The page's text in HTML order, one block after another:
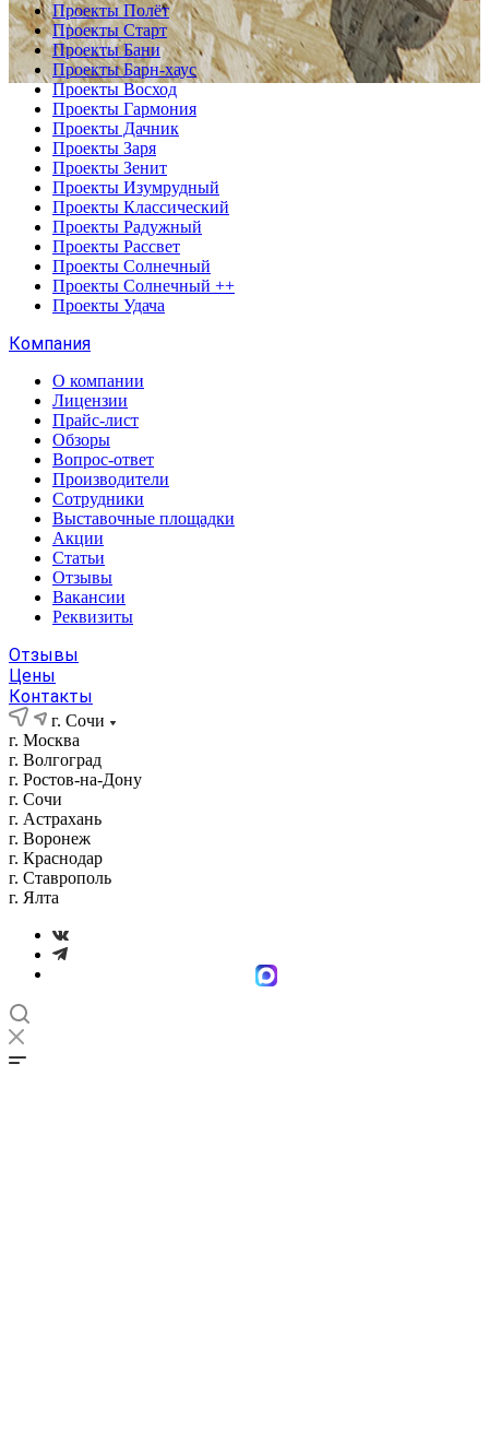
Проекты Полёт
Проекты Старт
Проекты Бани
Проекты Барн-хаус
Проекты Восход
Проекты Гармония
Проекты Дачник
Проекты Заря
Проекты Зенит
Проекты Изумрудный
Проекты Классический
Проекты Радужный
Проекты Рассвет
Проекты Солнечный
Проекты Солнечный ++
Проекты Удача
Компания
О компании
Лицензии
Прайс-лист
Обзоры
Вопрос-ответ
Производители
Сотрудники
Выставочные площадки
Акции
Статьи
Отзывы
Вакансии
Реквизиты
Отзывы
Цены
Контакты
г. Сочи
г. Москва
г. Волгоград
г. Ростов-на-Дону
г. Сочи
г. Астрахань
г. Воронеж
г. Краснодар
г. Ставрополь
г. Ялта